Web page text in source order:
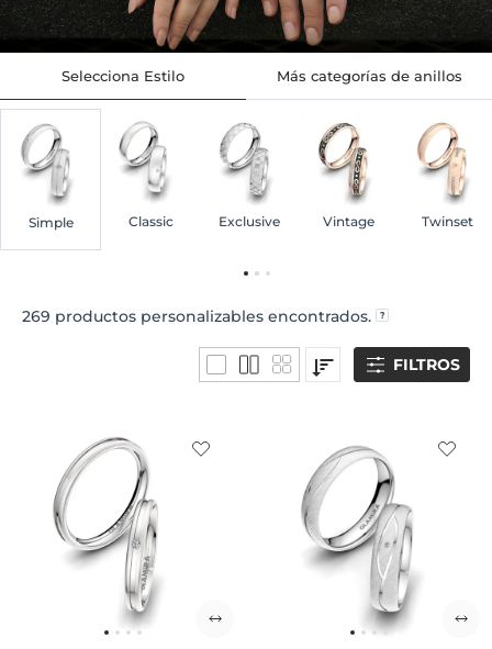
Selecciona Estilo
Simple Classic Exclusive Vintage Twinset
Más categorías de anillos
269 productos personalizables encontrados.
FILTROS